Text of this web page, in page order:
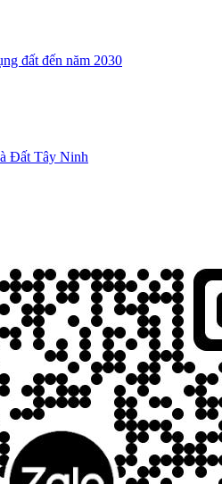
đất đến năm 2030
Đất Tây Ninh